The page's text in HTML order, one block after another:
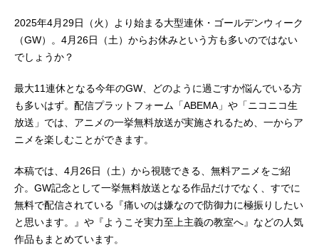
2025年4月29日（火）より始まる大型連休・ゴールデンウィーク
（GW）。4月26日（土）からお休みという方も多いのではない
でしょうか？
最大11連休となる今年のGW、どのように過ごすか悩んでいる方
も多いはず。配信プラットフォーム「ABEMA」や「ニコニコ生
放送」では、アニメの一挙無料放送が実施されるため、一からア
ニメを楽しむことができます。
本稿では、4月26日（土）から視聴できる、無料アニメをご紹
介。GW記念として一挙無料放送となる作品だけでなく、すでに
無料で配信されている『痛いのは嫌なので防御力に極振りしたい
と思います。』や『ようこそ実力至上主義の教室へ』などの人気
作品もまとめています。